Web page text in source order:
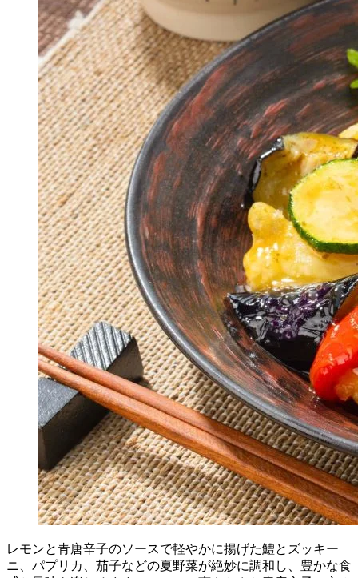
レモンと青唐辛子のソースで軽やかに揚げた鱧とズッキー
ニ、パプリカ、茄子などの夏野菜が絶妙に調和し、豊かな食